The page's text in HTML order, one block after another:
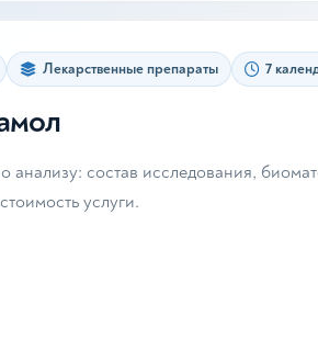
Лекарственные препараты 7
состав исследования,
услуги.